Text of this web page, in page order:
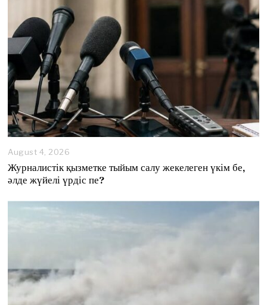
August 4, 2026
g
u
6
Журналистік қызметке тыйым салу жекелеген үкім бе,
әлде жүйелі үрдіс пе?